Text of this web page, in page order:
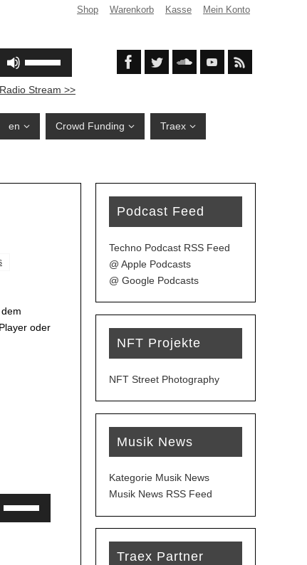
Shop Warenkorb Kasse Mein Konto
Stream >>
en Crowd Funding Traex
oder
Podcast Feed
Techno Podcast RSS Feed
@ Apple Podcasts
@ Google Podcasts
NFT Projekte
NFT Street Photography
Musik News
Kategorie Musik News
Musik News RSS Feed
Traex Partner